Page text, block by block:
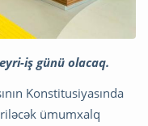
iş günü olacaq.
Konstitusiyasında
ümumxalq